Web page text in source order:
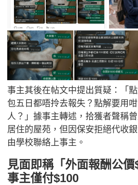
事主其後在帖文中提出質疑：「
包五日都唔拎去報失？點解要用
人？」據事主轉述，拾獲者聲稱
居住的屋苑，但因保安拒絕代收
由學校聯絡上事主。
見面即稱「外面報酬公
事主僅付$100